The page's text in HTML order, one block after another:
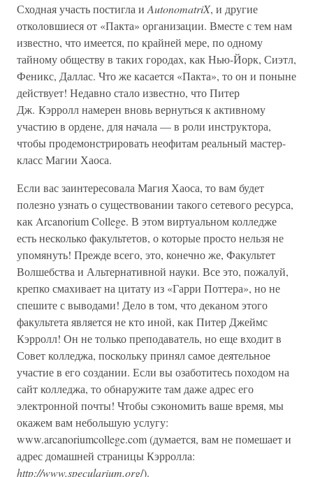
Сходная участь постигла и AutonomatriX, и другие
отколовшиеся от «Пакта» организации. Вместе с тем нам
известно, что имеется, по крайней мере, по одному
тайному обществу в таких городах, как Нью-Йорк, Сиэтл,
Феникс, Даллас. Что же касается «Пакта», то он и поныне
действует! Недавно стало известно, что Питер
Дж. Кэрролл намерен вновь вернуться к активному
участию в ордене, для начала — в роли инструктора,
чтобы продемонстрировать неофитам реальный мастер-
класс Магии Хаоса.
Если вас заинтересовала Магия Хаоса, то вам будет
полезно узнать о существовании такого сетевого ресурса,
как Arcanorium College. В этом виртуальном колледже
есть несколько факультетов, о которые просто нельзя не
упомянуть! Прежде всего, это, конечно же, Факультет
Волшебства и Альтернативной науки. Все это, пожалуй,
крепко смахивает на цитату из «Гарри Поттера», но не
спешите с выводами! Дело в том, что деканом этого
факультета является не кто иной, как Питер Джеймс
Кэрролл! Он не только преподаватель, но еще входит в
Совет колледжа, поскольку принял самое деятельное
участие в его создании. Если вы озаботитесь походом на
сайт колледжа, то обнаружите там даже адрес его
электронной почты! Чтобы сэкономить ваше время, мы
окажем вам небольшую услугу:
www.arcanoriumcollege.com (думается, вам не помешает и
адрес домашней страницы Кэрролла:
http://www.specularium.org/).